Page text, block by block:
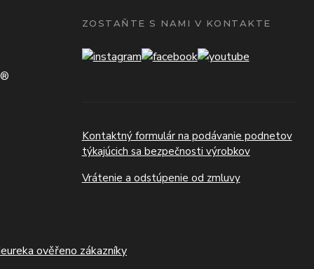
ZOSTAŇTE S NAMI V KONTAKTE
Kontaktný formulár na podávanie podnetov
týkajúcich sa bezpečnosti výrobkov
Vrátenie a odstúpenie od zmluvy